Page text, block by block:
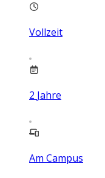
Vollzeit
2 Jahre
Am Campus